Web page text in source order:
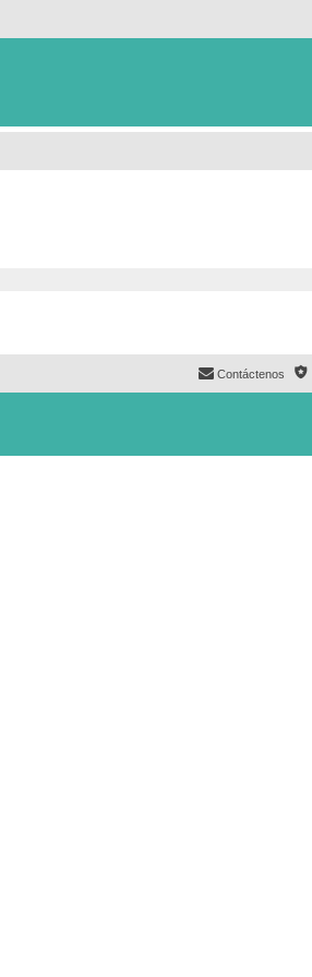
Contáctenos